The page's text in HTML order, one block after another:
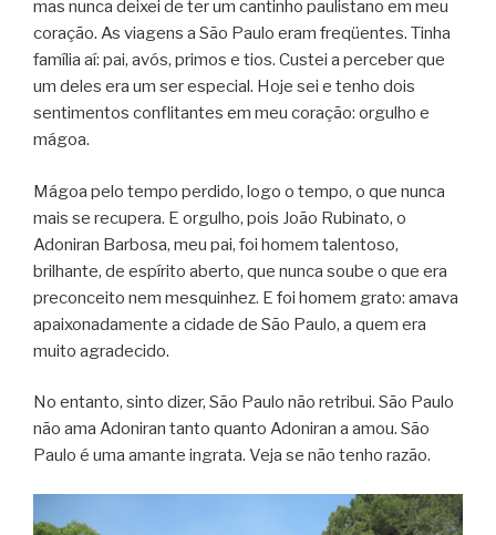
mas nunca deixei de ter um cantinho paulistano em meu
coração. As viagens a São Paulo eram freqüentes. Tinha
família aí: pai, avós, primos e tios. Custei a perceber que
um deles era um ser especial. Hoje sei e tenho dois
sentimentos conflitantes em meu coração: orgulho e
mágoa.
Mágoa pelo tempo perdido, logo o tempo, o que nunca
mais se recupera. E orgulho, pois João Rubinato, o
Adoniran Barbosa, meu pai, foi homem talentoso,
brilhante, de espírito aberto, que nunca soube o que era
preconceito nem mesquinhez. E foi homem grato: amava
apaixonadamente a cidade de São Paulo, a quem era
muito agradecido.
No entanto, sinto dizer, São Paulo não retribui. São Paulo
não ama Adoniran tanto quanto Adoniran a amou. São
Paulo é uma amante ingrata. Veja se não tenho razão.